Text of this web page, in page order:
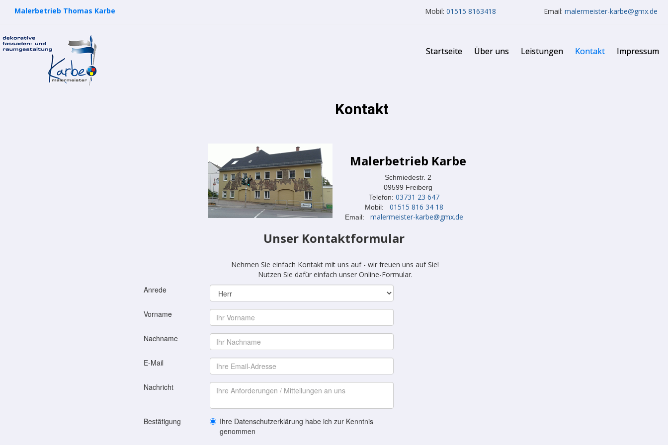
Malerbetrieb Thomas Karbe Mobil: 01515 8163418 Email: malermeister-karbe@gmx.de
Startseite Über uns Leistungen Kontakt Impressum
Kontakt
Malerbetrieb Karbe
Schmiedestr. 2
09599 Freiberg
Telefon: 03731 23 647
Mobil: 01515 816 34 18
Email: malermeister-karbe@gmx.de
Unser Kontaktformular
Nehmen Sie einfach Kontakt mit uns auf - wir freuen uns auf Sie!
Nutzen Sie dafür einfach unser Online-Formular.